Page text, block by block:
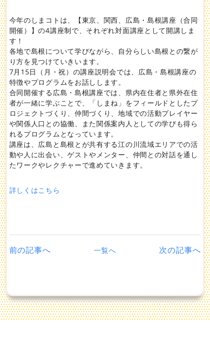
今年のしまコトは、【東京、関西、広島・島根講座（合同
開催）】の4講座制で、それぞれ対面講座として開講しま
す！
各地で島根について学びながら、自分らしい島根との繋が
り方を見つけていきいます。
7月15日（月・祝）の講座説明会では、広島・島根講座の
特徴やプログラムをお話しします。
合同開催する広島・島根講座では、県内在住者と県外在住
者が一緒に学ぶことで、「しまね」をフィールドとしたプ
ロジェクトづくり、仲間づくり、地域での活動プレイヤー
や関係人口との協働、また関係案内人としての学びも得ら
れるプログラムとなっています。
講座は、広島と島根とが共有する江の川流域エリアでの活
動や人に出会い、ゲストやメンター、仲間との対話を通し
たワークやレクチャーで進めていきます。
詳しくはこちら
前の記事へ 一覧へ 次の記事へ